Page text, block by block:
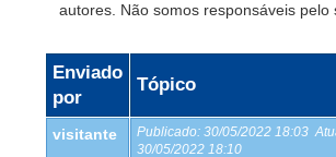
autores. Não somos responsáveis pelo
Enviado
por
Tópico
visitante Publicado: 30/05/2022 18:03
30/05/2022 18:10